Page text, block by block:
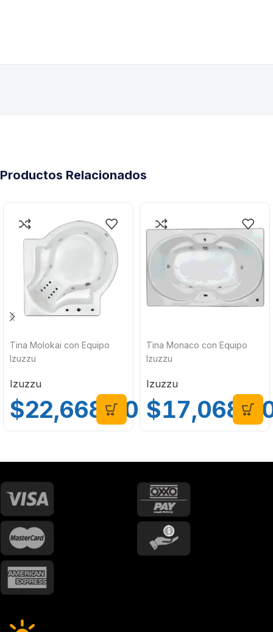
Productos Relacionados
Tina Molokai con Equipo
Izuzzu
Izuzzu
$22,668.00
Tina Monaco con Equipo
Izuzzu
Izuzzu
$